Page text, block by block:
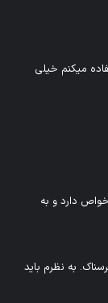
میکنم خیلی
دارد و به
به نظرم باید